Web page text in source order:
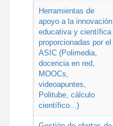
Herramientas de
apoyo a la innovación
educativa y científica
proporcionadas por el
ASIC (Polimedia,
docencia en red,
MOOCs,
videoapuntes,
Politube, cálculo
científico...)